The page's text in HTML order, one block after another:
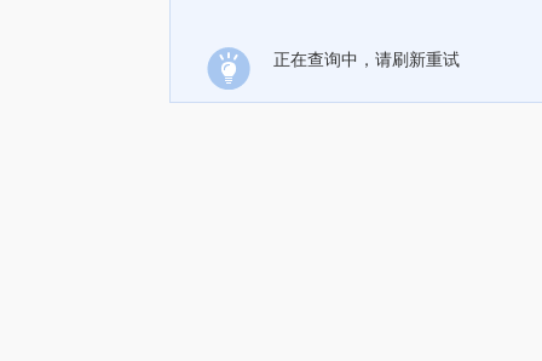
正在查询中，请刷新重试